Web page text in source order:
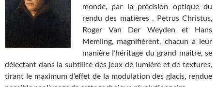
monde, par la précision optique du
rendu des matières . Petrus Christus,
Roger Van Der Weyden et Hans
Memling, magnifièrent, chacun à leur
manière l’héritage du grand maître, se
délectant dans la subtilité des jeux de lumière et de textures,
tirant le maximum d’effet de la modulation des glacis, rendue